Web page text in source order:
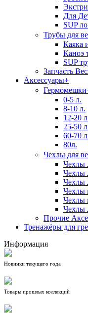
Для
SUP
Трубы для
Каяка
Каноэ
SUP
Запчасть
Аксессуары+
Гермомешки
0-5 л.
8-10 л.
12-20
25-50
60-70
80л.
Чехлы для
Чехлы
Чехлы
Чехлы
Чехлы
Чехлы
Чехлы
Прочие
Тренажёры для
Информация
Новинки текущего года
Товары прошлых коллекций